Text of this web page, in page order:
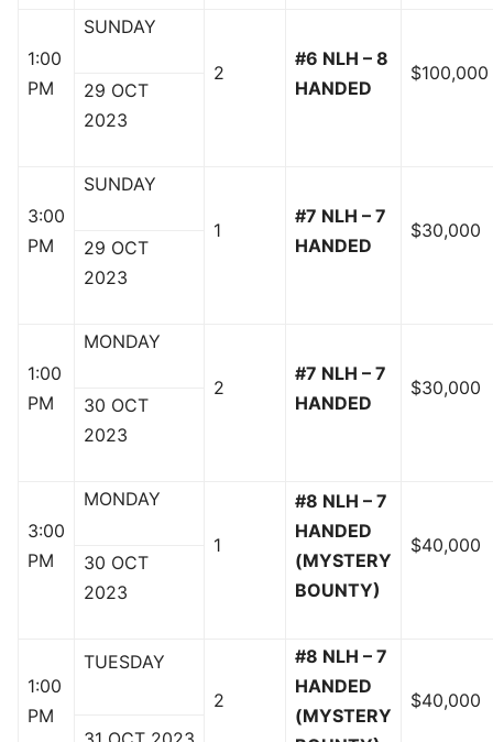
1:00
PM
SUNDAY
2
#6 NLH – 8
HANDED
$100,000
29 OCT
2023
3:00
PM
SUNDAY
1
#7 NLH – 7
HANDED
$30,000
29 OCT
2023
1:00
PM
MONDAY
2
#7 NLH – 7
HANDED
$30,000
30 OCT
2023
3:00
PM
MONDAY
1
#8 NLH – 7
HANDED
(MYSTERY
BOUNTY)
$40,000
30 OCT
2023
1:00
PM
TUESDAY
2
#8 NLH – 7
HANDED
(MYSTERY
$40,000